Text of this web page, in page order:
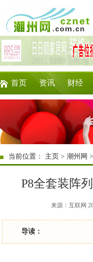
首页 资讯 财经
教育 企业
当前位置： 主页 >潮州网
P8全套装阵
来源：互联网
导读：